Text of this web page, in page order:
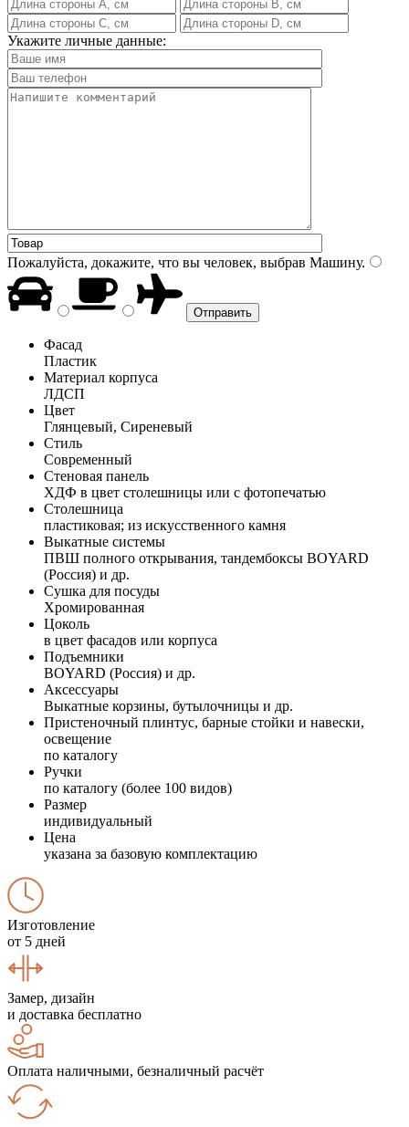
Укажите личные данные:
Пожалуйста, докажите, что вы человек, выбрав Машину.
Фасад
Пластик
Материал корпуса
ЛДСП
Цвет
Глянцевый, Сиреневый
Стиль
Современный
Стеновая панель
ХДФ в цвет столешницы или с фотопечатью
Столешница
пластиковая; из искусственного камня
Выкатные системы
ПВШ полного открывания, тандембоксы BOYARD
(Россия) и др.
Сушка для посуды
Хромированная
Цоколь
в цвет фасадов или корпуса
Подъемники
BOYARD (Россия) и др.
Аксессуары
Выкатные корзины, бутылочницы и др.
Пристеночный плинтус, барные стойки и навески,
освещение
по каталогу
Ручки
по каталогу (более 100 видов)
Размер
индивидуальный
Цена
указана за базовую комплектацию
Изготовление
от 5 дней
Замер, дизайн
и доставка бесплатно
Оплата наличными, безналичный расчёт